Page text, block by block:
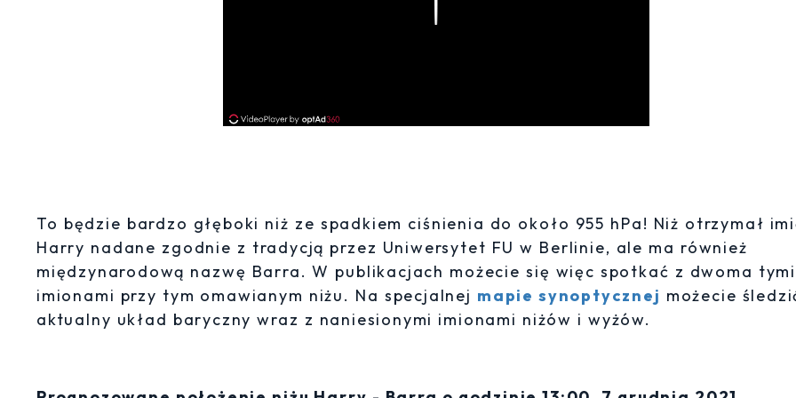
To będzie bardzo głęboki niż ze spadkiem ciśnienia do około 955 hPa! Niż otrzymał
Harry nadane zgodnie z tradycją przez Uniwersytet FU w Berlinie, ale ma również
międzynarodową nazwę Barra. W publikacjach możecie się więc spotkać z dwoma tymi
imionami przy tym omawianym niżu. Na specjalnej mapie synoptycznej możecie
aktualny układ baryczny wraz z naniesionymi imionami niżów i wyżów.